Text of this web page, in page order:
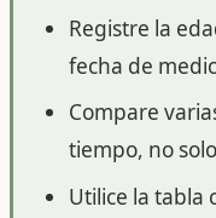
Registre la
fecha de
Compare
tiempo, no
Utilice la tabla